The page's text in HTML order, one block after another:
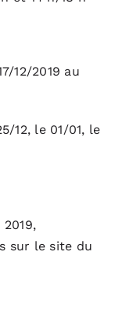
12/2019 au
12, le 01/01, le
sur le site du